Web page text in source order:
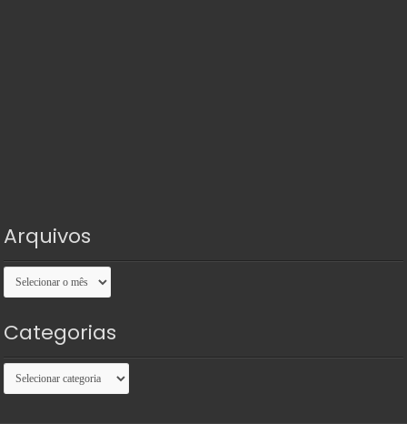
Arquivos
Arquivos
Categorias
Categorias